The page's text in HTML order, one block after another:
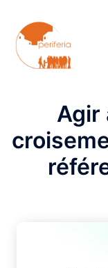
contenu
Agir